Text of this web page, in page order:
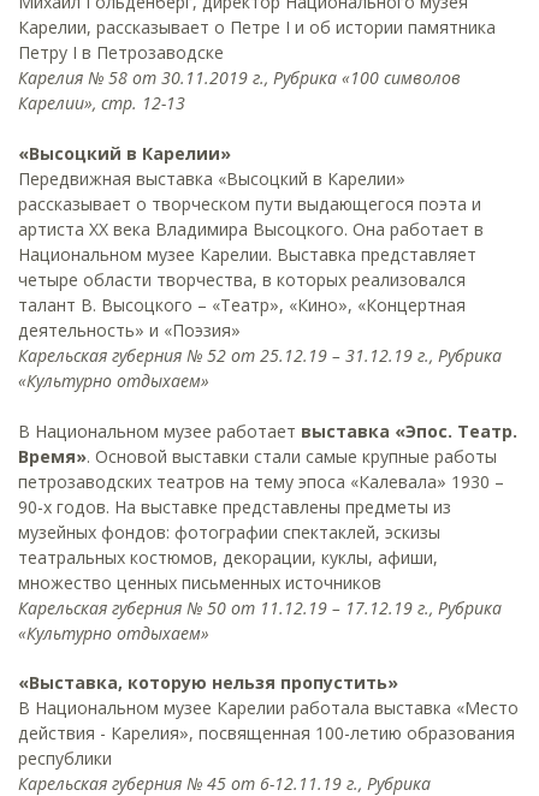
Карелии, рассказывает о Петре I и об истории памятника
Петру I в Петрозаводске
Карелия № 58 от 30.11.2019 г., Рубрика «100 символов
Карелии», стр. 12-13
«Высоцкий в Карелии»
Передвижная выставка «Высоцкий в Карелии»
рассказывает о творческом пути выдающегося поэта и
артиста XX века Владимира Высоцкого. Она работает в
Национальном музее Карелии. Выставка представляет
четыре области творчества, в которых реализовался
талант В. Высоцкого – «Театр», «Кино», «Концертная
деятельность» и «Поэзия»
Карельская губерния № 52 от 25.12.19 – 31.12.19 г., Рубрика
«Культурно отдыхаем»
В Национальном музее работает выставка «Эпос. Театр.
Время». Основой выставки стали самые крупные работы
петрозаводских театров на тему эпоса «Калевала» 1930 –
90-х годов. На выставке представлены предметы из
музейных фондов: фотографии спектаклей, эскизы
театральных костюмов, декорации, куклы, афиши,
множество ценных письменных источников
Карельская губерния № 50 от 11.12.19 – 17.12.19 г., Рубрика
«Культурно отдыхаем»
«Выставка, которую нельзя пропустить»
В Национальном музее Карелии работала выставка «Место
действия - Карелия», посвященная 100-летию образования
республики
Карельская губерния № 45 от 6-12.11.19 г., Рубрика